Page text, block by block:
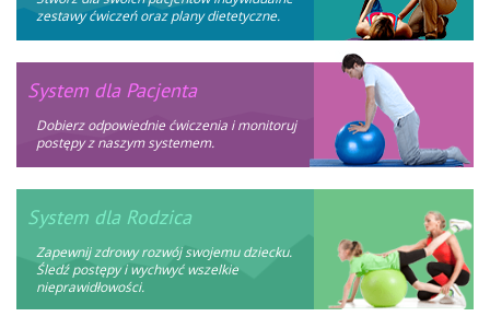
zestawy ćwiczeń oraz plany dietetyczne.
System dla Pacjenta
Dobierz odpowiednie ćwiczenia i monitoruj
postępy z naszym systemem.
System dla Rodzica
Zapewnij zdrowy rozwój swojemu dziecku.
Śledź postępy i wychwyć wszelkie
nieprawidłowości.